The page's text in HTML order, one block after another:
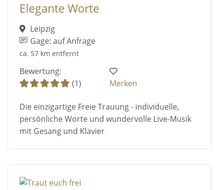
Elegante Worte
Leipzig
Gage: auf Anfrage
ca. 57 km entfernt
Bewertung:
(1)
Merken
Die einzigartige Freie Trauung - individuelle,
persönliche Worte und wundervolle Live-Musik
mit Gesang und Klavier